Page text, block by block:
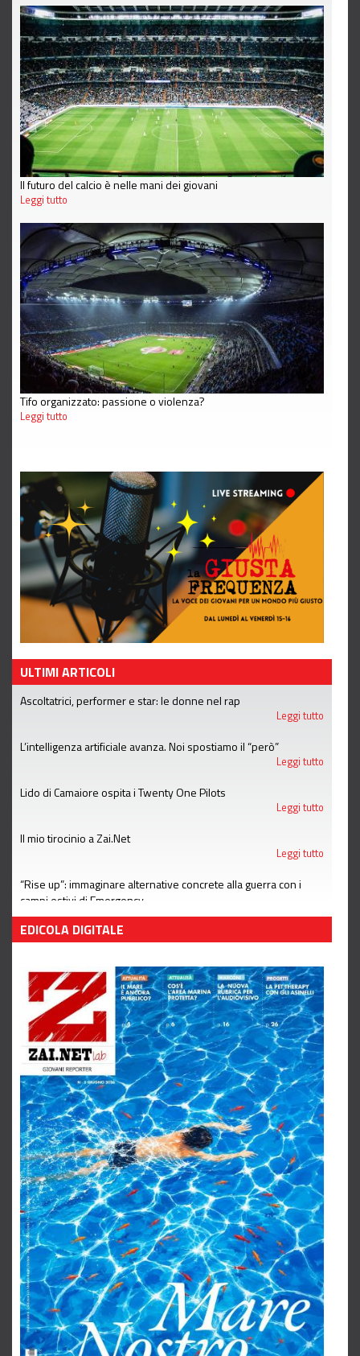
Il futuro del calcio è nelle mani dei giovani
Leggi tutto
Tifo organizzato: passione o violenza?
Leggi tutto
ULTIMI ARTICOLI
Ascoltatrici, performer e star: le donne nel rap
Leggi tutto
L’intelligenza artificiale avanza. Noi spostiamo il “però”
Leggi tutto
Lido di Camaiore ospita i Twenty One Pilots
Leggi tutto
Il mio tirocinio a Zai.Net
Leggi tutto
“Rise up”: immaginare alternative concrete alla guerra con i
campi estivi di Emergency
Leggi tutto
EDICOLA DIGITALE